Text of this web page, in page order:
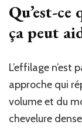
Qu’est-
ça peut
L’effilage n’est
approche qui
volume et du
chevelure